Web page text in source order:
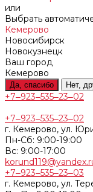
или
Выбрать
Кемерово
Новосибирск
Новокузнецк
Ваш город
Кемерово
Да, спасибо Нет,
+7‒923‒535‒23‒02
+7‒923‒535‒23‒02
г. Кемерово, ул.
Пн-Сб: 9:00-19:00
Вс: 9:00-17:00
+7‒923‒535‒23‒03
г. Кемерово, ул.